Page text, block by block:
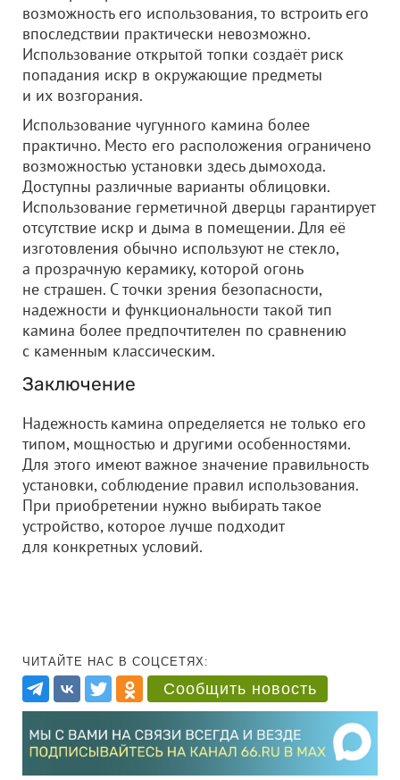
возможность его использования, то встроить его
впоследствии практически невозможно.
Использование открытой топки создаёт риск
попадания искр в окружающие предметы
и их возгорания.
Использование чугунного камина более
практично. Место его расположения ограничено
возможностью установки здесь дымохода.
Доступны различные варианты облицовки.
Использование герметичной дверцы гарантирует
отсутствие искр и дыма в помещении. Для её
изготовления обычно используют не стекло,
а прозрачную керамику, которой огонь
не страшен. С точки зрения безопасности,
надежности и функциональности такой тип
камина более предпочтителен по сравнению
с каменным классическим.
Заключение
Надежность камина определяется не только его
типом, мощностью и другими особенностями.
Для этого имеют важное значение правильность
установки, соблюдение правил использования.
При приобретении нужно выбирать такое
устройство, которое лучше подходит
для конкретных условий.
ЧИТАЙТЕ НАС В СОЦСЕТЯХ:
Сообщить новость